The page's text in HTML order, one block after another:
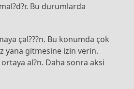
Bu durumlarda
çal???n. Bu konumda çok
yana gitmesine izin verin.
al?n. Daha sonra aksi